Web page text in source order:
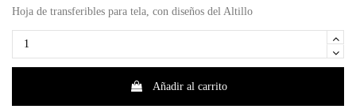
Hoja de transferibles para tela, con diseños del Altillo
Añadir al carrito